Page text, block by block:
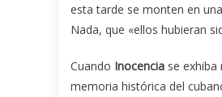
esta tarde se monten en
Nada, que «ellos hubieran
Cuando Inocencia se
memoria histórica del